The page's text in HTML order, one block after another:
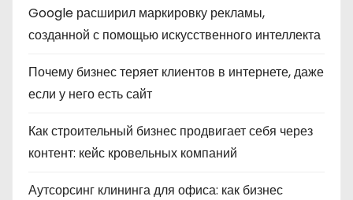
Google расширил маркировку рекламы,
созданной с помощью искусственного интеллекта
Почему бизнес теряет клиентов в интернете, даже
если у него есть сайт
Как строительный бизнес продвигает себя через
контент: кейс кровельных компаний
Аутсорсинг клининга для офиса: как бизнес